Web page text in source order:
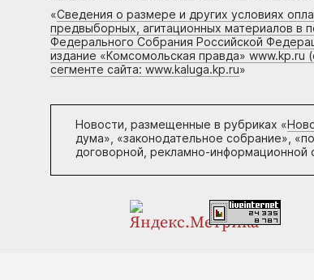
«Сведения о размере и других условиях
предвыборных, агитационных материалов в
Федерального Собрания Российской
издание «Комсомольская правда»
сегменте сайта: www.kaluga.kp.ru»
Новости, размещенные в рубриках «
дума», «законодательное собрание»,
договорной, рекламно-информационной